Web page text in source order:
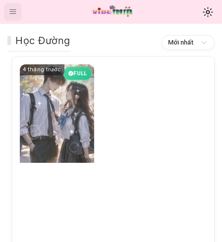
Học Đường Mới nhất
4 tháng trước
FULL